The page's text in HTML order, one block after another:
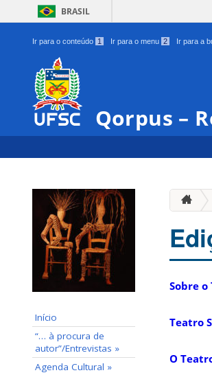
BRASIL
Ir para o conteúdo 1 Ir para o menu 2 Ir para a
Qorpus –
Início
“… à procura de
autor”/Entrevistas »
Agenda Cultural »
Sobre
Teatro
O